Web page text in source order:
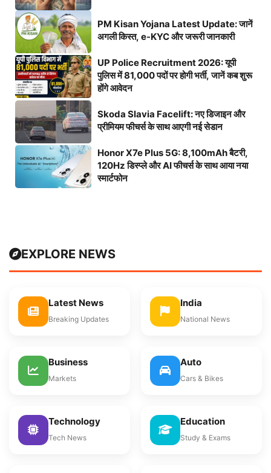
PM Kisan Yojana Latest Update: जानें
अगली किस्त, e-KYC और जरूरी जानकारी
UP Police Recruitment 2026: यूपी
पुलिस में 81,000 पदों पर होगी भर्ती, जानें कब शुरू
होंगे आवेदन
Skoda Slavia Facelift: नए डिजाइन और
प्रीमियम फीचर्स के साथ आएगी नई सेडान
Honor X7e Plus 5G: 8,100mAh बैटरी,
120Hz डिस्प्ले और AI फीचर्स के साथ आया नया
स्मार्टफोन
EXPLORE NEWS
Latest News
Breaking Updates
India
National News
Business
Markets
Auto
Cars & Bikes
Technology
Tech News
Education
Study & Exams